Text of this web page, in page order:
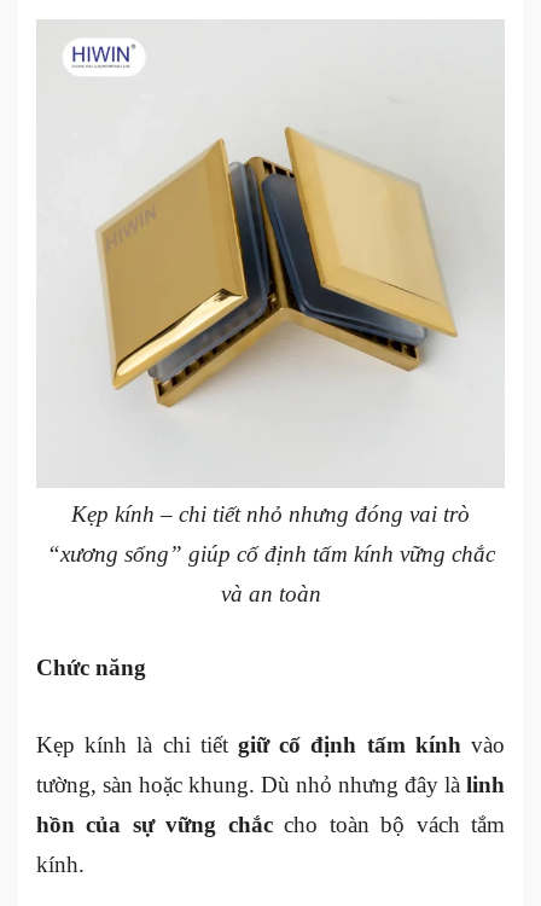
Kẹp kính – chi tiết nhỏ nhưng đóng vai trò
“xương sống” giúp cố định tấm kính vững chắc
và an toàn
Chức năng
Kẹp kính là chi tiết giữ cố định tấm kính vào
tường, sàn hoặc khung. Dù nhỏ nhưng đây là linh
hồn của sự vững chắccho toàn bộ vách tắm
kính.